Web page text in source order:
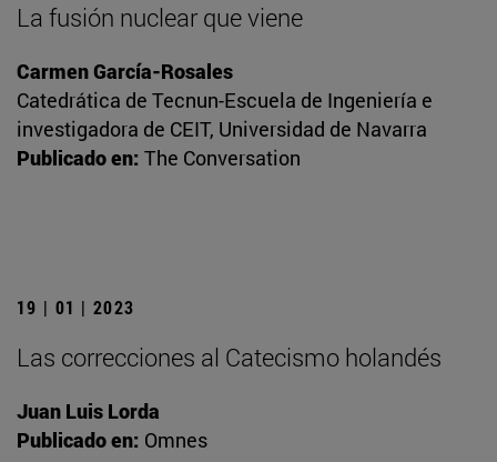
La fusión nuclear que viene
Carmen García-Rosales
Catedrática de Tecnun-Escuela de Ingeniería e
investigadora de CEIT, Universidad de Navarra
Publicado en: The Conversation
19 | 01 | 2023
Las correcciones al Catecismo holandés
Juan Luis Lorda
Publicado en: Omnes